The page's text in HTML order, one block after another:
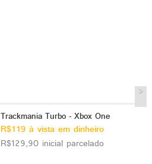
Trackmania Turbo - Xbox One
R$119 à vista em dinheiro
R$129,90 inicial parcelado